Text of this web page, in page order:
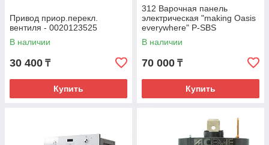
Привод приор.перекл.
вентиля - 0020123525
В наличии
30 400 ₸
Купить
312 Варочная панель
электрическая "making Oasis
everywhere" P-SBS
В наличии
70 000 ₸
Купить